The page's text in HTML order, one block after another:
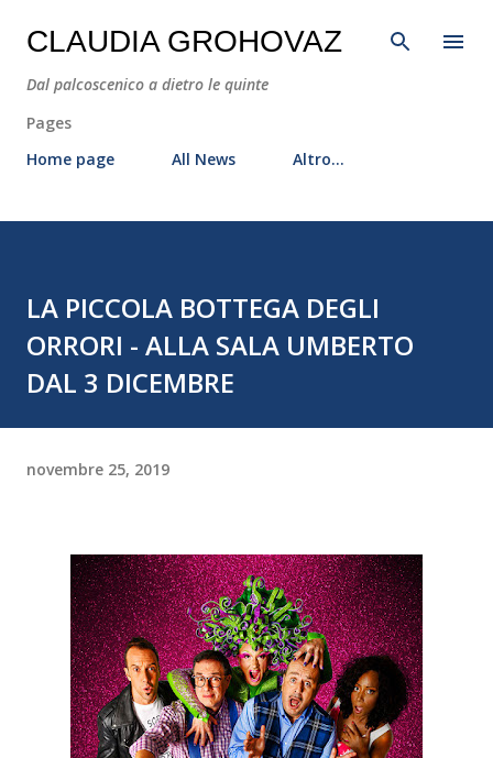
Passa ai contenuti principali
CLAUDIA GROHOVAZ
Dal palcoscenico a dietro le quinte
Pages
Home page
All News Altro…
LA PICCOLA BOTTEGA DEGLI
ORRORI - ALLA SALA UMBERTO
DAL 3 DICEMBRE
novembre 25, 2019